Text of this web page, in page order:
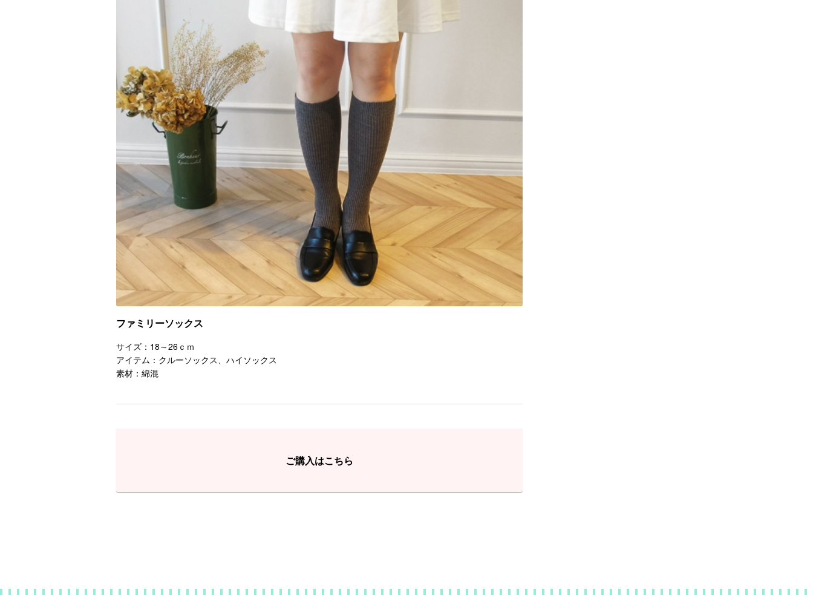
ファミリーソックス
サイズ：18～26ｃｍ
アイテム：クルーソックス、ハイソックス
素材：綿混
ご購入はこちら